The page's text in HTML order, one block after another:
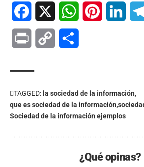
Facebook WhatsAppPinterest
Print Copy
TAGGED: la sociedad de la información
que es sociedad de la información
Sociedad de la información ejemplos
¿Qué opinas?